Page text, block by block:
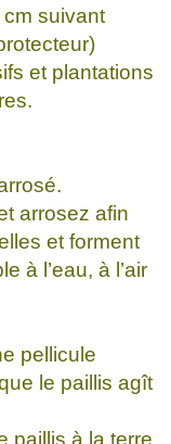
suivant
et plantations
arrosez afin
et forment
à l’eau, à l’air
pellicule
le paillis agît
paillis à la terre